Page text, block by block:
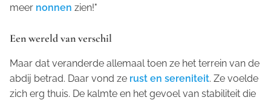
meer nonnen zien!"
Een wereld van verschil
Maar dat veranderde allemaal toen ze het terrein van de
abdij betrad. Daar vond ze rust en sereniteit. Ze voelde
zich erg thuis. De kalmte en het gevoel van stabiliteit die